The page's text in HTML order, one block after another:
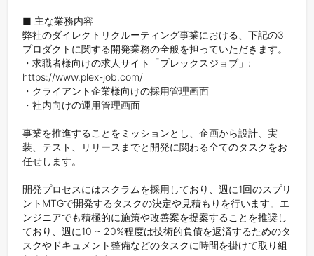
■ 主な業務内容
弊社のダイレクトリクルーティング事業における、下記の3
プロダクトに関する開発業務の全般を担っていただきます。
・求職者様向けの求人サイト「プレックスジョブ」:
https://www.plex-job.com/
・クライアント企業様向けの採用管理画面
・社内向けの運用管理画面
事業を推進することをミッションとし、企画から設計、実
装、テスト、リリースまでと開発に関わる全てのタスクをお
任せします。
開発プロセスにはスクラムを採用しており、週に1回のスプリ
ントMTGで開発するタスクの決定や見積もりを行います。エ
ンジニアでも積極的に施策や改善案を提案することを推奨し
ており、週に10 ~ 20%程度は技術的負債を返済するためのタ
スクやドキュメント整備などのタスクに時間を掛けて取り組